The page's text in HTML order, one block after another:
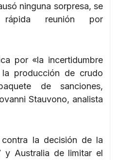
ninguna sorpresa, se
reunión por
por «la incertidumbre
producción de crudo
de sanciones,
Stauvono, analista
contra la decisión de la
y Australia de limitar el